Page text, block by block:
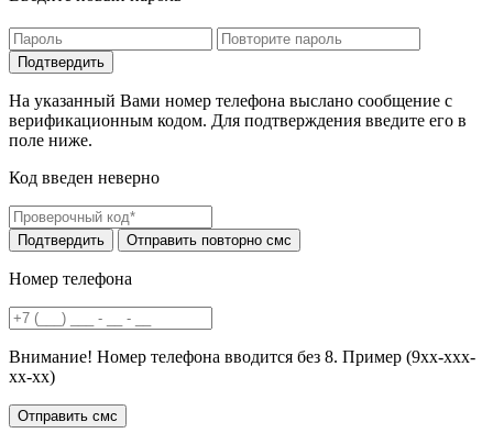
На указанный Вами номер телефона выслано сообщение с
верификационным кодом. Для подтверждения введите его в
поле ниже.
Код введен неверно
Номер телефона
Внимание! Номер телефона вводится без 8. Пример (9хх-ххх-
хх-хх)